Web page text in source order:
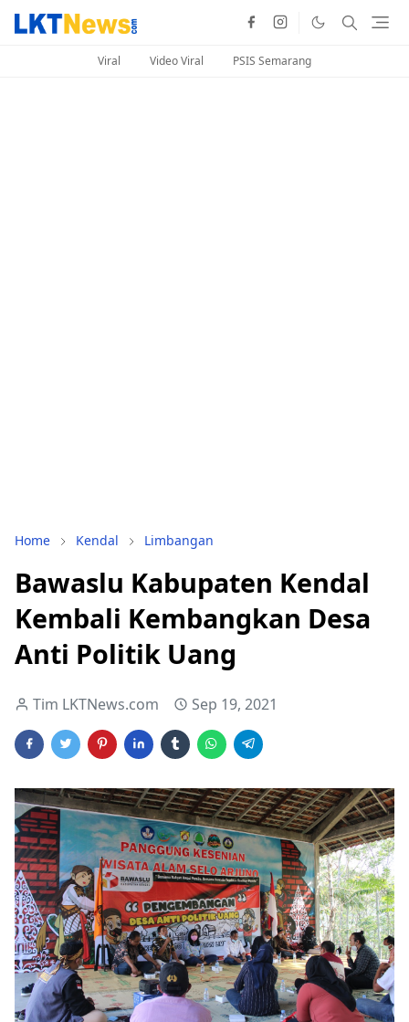
Viral Video Viral PSIS Semarang
Home Kendal Limbangan
Bawaslu Kabupaten Kendal
Kembali Kembangkan Desa
Anti Politik Uang
Tim LKTNews.com Sep 19, 2021